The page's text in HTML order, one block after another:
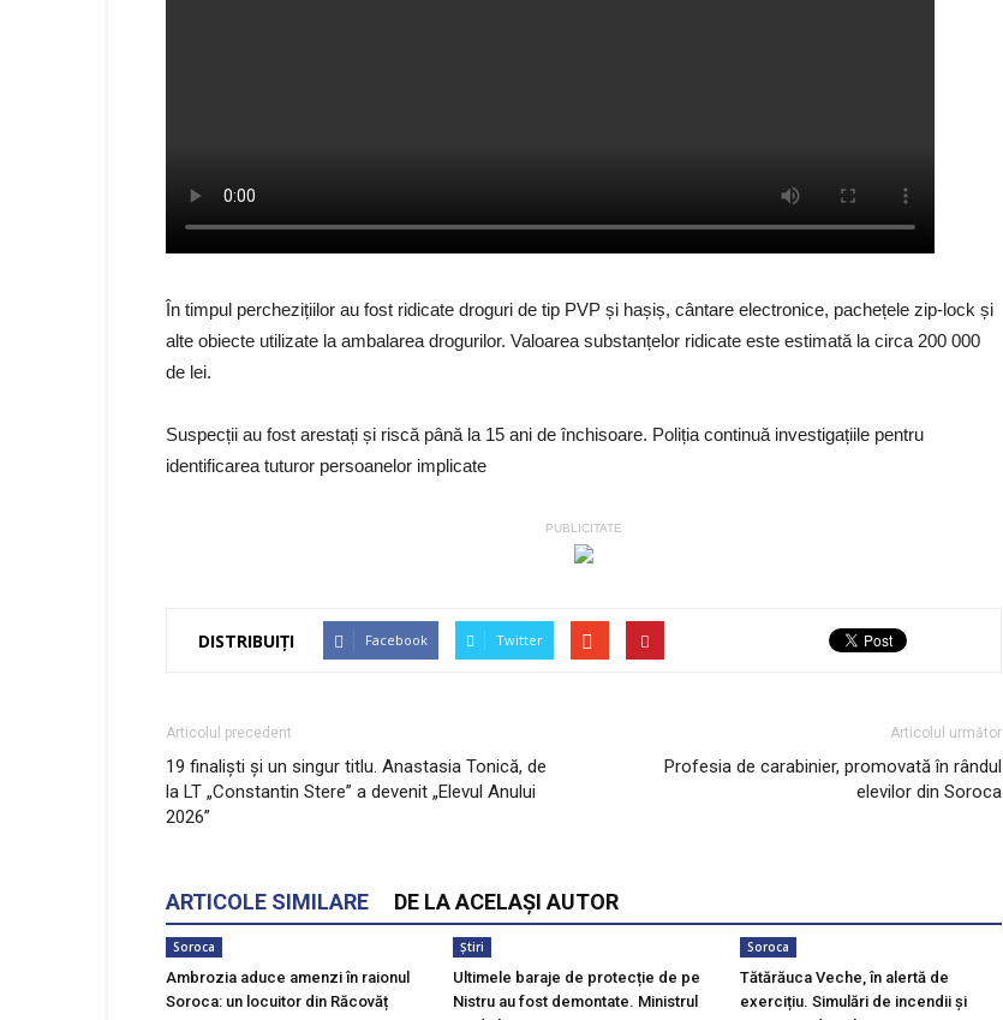
În timpul perchezițiilor au fost ridicate droguri de tip PVP și hașiș, cântare electronice, pachețele zip-lock și
alte obiecte utilizate la ambalarea drogurilor. Valoarea substanțelor ridicate este estimată la circa 200 000
de lei.
Suspecții au fost arestați și riscă până la 15 ani de închisoare. Poliția continuă investigațiile pentru
identificarea tuturor persoanelor implicate
PUBLICITATE
DISTRIBUIȚI Facebook Twitter
Articolul precedent
19 finaliști și un singur titlu. Anastasia Tonică, de
la LT „Constantin Stere” a devenit „Elevul Anului
2026”
Articolul următor
Profesia de carabinier, promovată în rândul
elevilor din Soroca
ARTICOLE SIMILARE DE LA ACELAȘI AUTOR
Soroca
Ambrozia aduce amenzi în raionul
Soroca: un locuitor din Răcovăț
Știri
Ultimele baraje de protecție de pe
Nistru au fost demontate. Ministrul
Soroca
Tătărăuca Veche, în alertă de
exercițiu. Simulări de incendii și